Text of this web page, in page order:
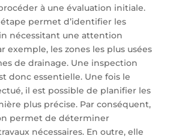
à une évaluation initiale.
permet d’identifier les
nécessitant une attention
exemple, les zones les plus usées
de drainage. Une inspection
donc essentielle. Une fois le
il est possible de planifier les
plus précise. Par conséquent,
permet de déterminer
nécessaires. En outre, elle